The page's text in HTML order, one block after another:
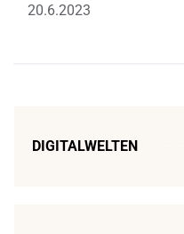
20.6.2023
DIGITALWELTEN